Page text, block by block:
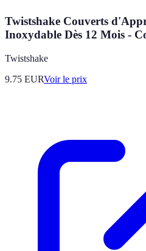
Twistshake Couverts
Inoxydable Dès 12 Mois -
Twistshake
9.75 EURVoir le prix